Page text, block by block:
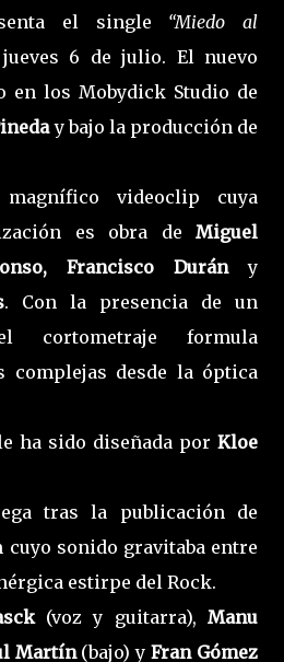
el single “Miedo al
6 de julio. El nuevo
en los Mobydick Studio de
y bajo la producción de
videoclip cuya
es obra de Miguel
Francisco Durány
. Con la presencia de un
cortometraje formula
complejas desde la óptica
ha sido diseñada por Kloe
tras la publicación de
cuyo sonido gravitaba entre
estirpe del Rock.
(voz y guitarra), Manu
Martín(bajo) yFran Gómez